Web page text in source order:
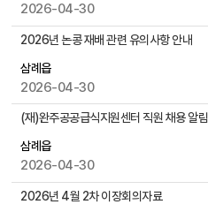
성
부
일
2026-04-30
2026년 논콩 재배 관련 유의사항 안내
삼례읍
2026-04-30
(재)완주공공급식지원센터 직원 채용 알림
삼례읍
2026-04-30
2026년 4월 2차 이장회의자료